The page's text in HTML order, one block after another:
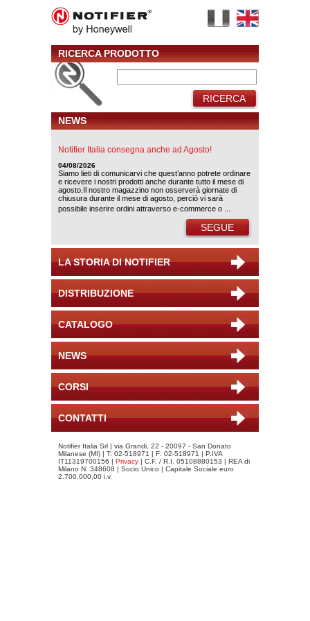
RICERCA PRODOTTO
RICERCA
NEWS
Notifier Italia consegna anche ad Agosto!
04/08/2026
Siamo lieti di comunicarvi che quest’anno potrete ordinare
e ricevere i nostri prodotti anche durante tutto il mese di
agosto.Il nostro magazzino non osserverà giornate di
chiusura durante il mese di agosto, perciò vi sarà
possibile inserire ordini attraverso e-commerce o ...
SEGUE
LA STORIA DI NOTIFIER
DISTRIBUZIONE
CATALOGO
NEWS
CORSI
CONTATTI
Notifier Italia Srl | via Grandi, 22 - 20097 - San Donato
Milanese (MI) | T: 02-518971 | F: 02-518971 | P.IVA
IT11319700156 | Privacy | C.F. / R.I. 05108880153 | REA di
Milano N. 348608 | Socio Unico | Capitale Sociale euro
2.700.000,00 i.v.